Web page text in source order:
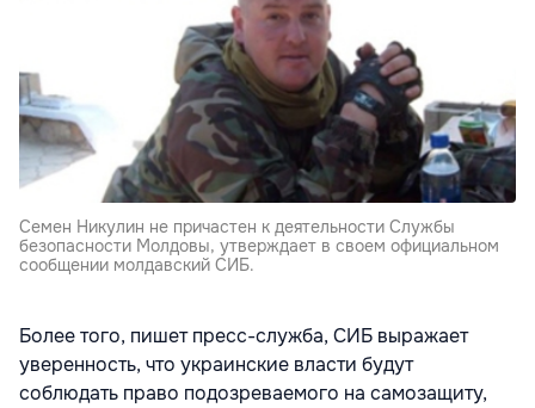
Семен Никулин не причастен к деятельности Службы
безопасности Молдовы, утверждает в своем официальном
сообщении молдавский СИБ.
Более того, пишет пресс-служба, СИБ выражает
уверенность, что украинские власти будут
соблюдать право подозреваемого на самозащиту,